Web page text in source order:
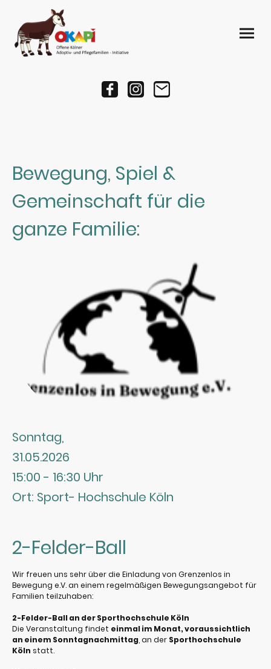
Bewegung, Spiel &
Gemeinschaft für die
ganze Familie:
Sonntag,
31.05.2026
15:00 - 16:30 Uhr
Ort: Sport- Hochschule Köln
2-Felder-Ball
Wir freuen uns sehr über die Einladung von Grenzenlos in
Bewegung e.V.an einem regelmäßigen Bewegungsangebot für
Familien teilzuhaben:
2-Felder-Ball an der Sporthochschule Köln
Die Veranstaltung findet einmal im Monat, voraussichtlich
an einem Sonntagnachmittag , an der Sporthochschule
Köln statt.